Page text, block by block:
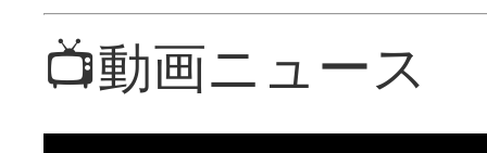
📺動画ニュース